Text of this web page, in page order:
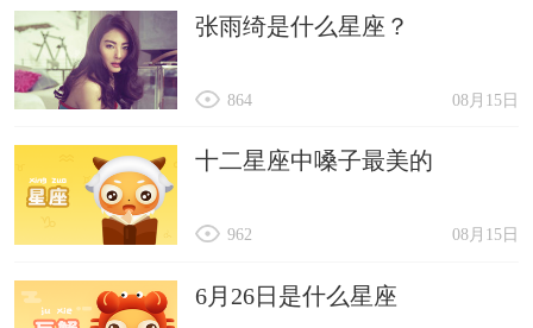
张雨绮是什么星座？
08月15日
864
十二星座中嗓子最美的
08月15日
962
6月26日是什么星座